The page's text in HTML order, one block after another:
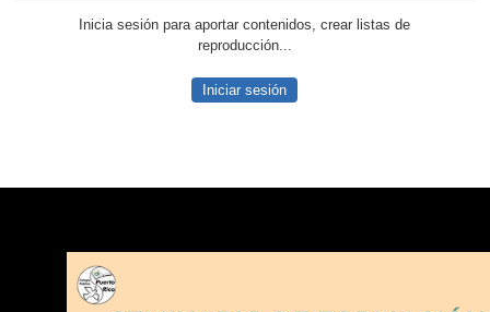
Inicia sesión para aportar contenidos, crear listas de
reproducción...
Iniciar sesión